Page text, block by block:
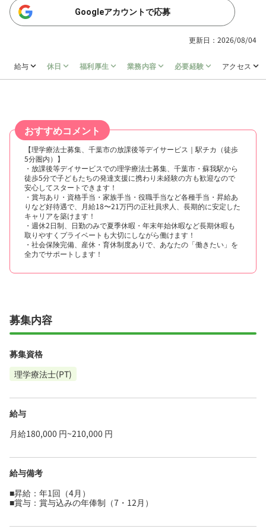
Googleアカウントで応募
更新日：2026/08/04
給与 休日 福利厚生 業務内容 必要経験 アクセス
おすすめコメント
【理学療法士募集、千葉市の放課後等デイサービス｜駅チカ（徒歩
5分圏内）】
・放課後等デイサービスでの理学療法士募集、千葉市・蘇我駅から
徒歩5分で子どもたちの発達支援に携わり未経験の方も歓迎なので
安心してスタートできます！
・賞与あり・資格手当・家族手当・役職手当など各種手当・昇給あ
りなど好待遇で、月給18〜21万円の正社員求人、長期的に安定した
キャリアを築けます！
・週休2日制、日勤のみで夏季休暇・年末年始休暇など長期休暇も
取りやすくプライベートも大切にしながら働けます！
・社会保険完備、産休・育休制度ありで、あなたの「働きたい」を
全力でサポートします！
募集内容
募集資格
理学療法士(PT)
給与
月給180,000 円~210,000 円
給与備考
■昇給：年1回（4月）
■賞与：賞与込みの年俸制（7・12月）